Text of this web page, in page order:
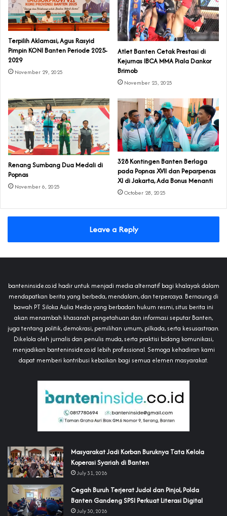
Terpilih Aklamasi, Agus Rasyid
Pimpin KONI Banten Periode 2025-
2029
November 29, 2025
Atlet Banten Cetak Prestasi di
Kejurnas IBCA MMA Piala Dankor
Brimob
November 23, 2025
Renang Sumbang Dua Medali di
Popnas
November 6, 2025
328 Kontingen Banten Berlaga
pada Popnas XVII dan Peparpenas
XI di Jakarta‎, Ada Bonus Menanti
October 28, 2025
Leave a Reply
banteninside.co.id hadir untuk menjadi media alternatif bagi khalayak dalam
mendapatkan berita yang berbeda, mendalam, dan terpercaya. Bernaung di
bawah PT Siloka Aulia Media yang berbadan hukum resmi, situs berita ini
akan menambah khasanah pengetahuan dan informasi seputar Banten,
juga tentang politik, demokrasi, pemilihan umum, pilkada, serta kesusastraan.
Dikelola oleh jurnalis dan penulis muda, serta praktisi bidang komunikasi,
menjadikan banteninside.co.id lebih professional. Semoga kehadiran kami
dapat memberi kontribusi kebaikan bagi semua elemen masyarakat.
‎Masyarakat Jadi Korban Buruknya Tata Kelola
Koperasi Syariah di Banten
July 31, 2026
Cegah Buruh Terjerat Judol dan Pinjol, Polda
Banten Gandeng SPSI Perkuat Literasi Digital
July 30, 2026